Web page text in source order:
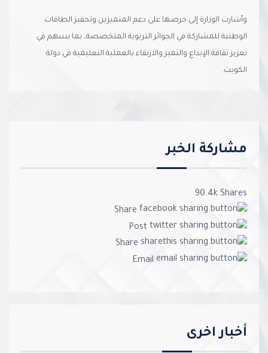
وأشارت الوزارة إلى حرصها على دعم المتميزين وتحفيز الطاقات
الوطنية للمشاركة في الجوائز التربوية المتخصصة، بما يسهم في
تعزيز ثقافة الإبداع والتميز والارتقاء بالعملية التعليمية في دولة
الكويت.
مشاركة الخبر
90.4k Shares
Share
Post
Share
Email
أخبار اخرى